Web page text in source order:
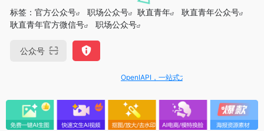
标签： 官方公众号 职场公众号 耿直青年
耿直青年公众号
耿直青年官方微信号
职场公众号
公众号
OpenIAPI，一站式大模型API聚合平台